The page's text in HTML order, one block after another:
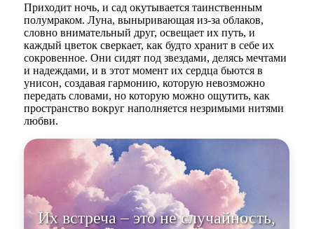
Приходит ночь, и сад окутывается таинственным
полумраком. Луна, выныривающая из-за облаков,
словно внимательный друг, освещает их путь, и
каждый цветок сверкает, как будто хранит в себе их
сокровенное. Они сидят под звездами, делясь мечтами
и надеждами, и в этот момент их сердца бьются в
унисон, создавая гармонию, которую невозможно
передать словами, но которую можно ощутить, как
пространство вокруг наполняется незримыми нитями
любви.
Их встреча – это не случайность,